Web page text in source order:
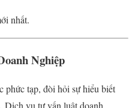
nhất.
Nghiệp
phức tạp, đòi hỏi sự hiểu biết
Dịch vụ tư vấn luật doanh